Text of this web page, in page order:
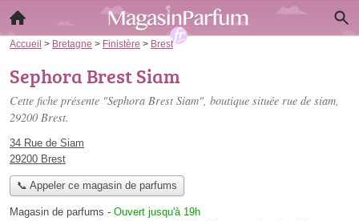
Accueil > Bretagne > Finistère > Brest
Sephora Brest Siam
Cette fiche présente "Sephora Brest Siam", boutique située rue de siam,
29200 Brest.
34 Rue de Siam
29200 Brest
📞 Appeler ce magasin de parfums
Magasin de parfums - Ouvert jusqu'à 19h